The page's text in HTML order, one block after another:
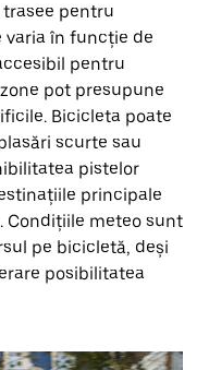
pentru
varia în funcție de
pentru
pot presupune
Bicicleta poate
scurte sau
pistelor
principale
Condițiile meteo sunt
pe bicicletă, deși
posibilitatea